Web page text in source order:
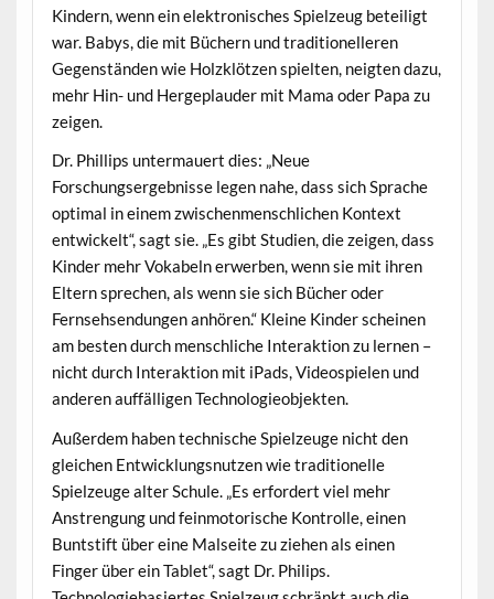
Kindern, wenn ein elektronisches Spielzeug beteiligt
war. Babys, die mit Büchern und traditionelleren
Gegenständen wie Holzklötzen spielten, neigten dazu,
mehr Hin- und Hergeplauder mit Mama oder Papa zu
zeigen.
Dr. Phillips untermauert dies: „Neue
Forschungsergebnisse legen nahe, dass sich Sprache
optimal in einem zwischenmenschlichen Kontext
entwickelt“, sagt sie. „Es gibt Studien, die zeigen, dass
Kinder mehr Vokabeln erwerben, wenn sie mit ihren
Eltern sprechen, als wenn sie sich Bücher oder
Fernsehsendungen anhören.“ Kleine Kinder scheinen
am besten durch menschliche Interaktion zu lernen –
nicht durch Interaktion mit iPads, Videospielen und
anderen auffälligen Technologieobjekten.
Außerdem haben technische Spielzeuge nicht den
gleichen Entwicklungsnutzen wie traditionelle
Spielzeuge alter Schule. „Es erfordert viel mehr
Anstrengung und feinmotorische Kontrolle, einen
Buntstift über eine Malseite zu ziehen als einen
Finger über ein Tablet“, sagt Dr. Philips.